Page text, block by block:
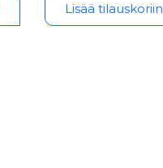
Lisää tilauskoriin